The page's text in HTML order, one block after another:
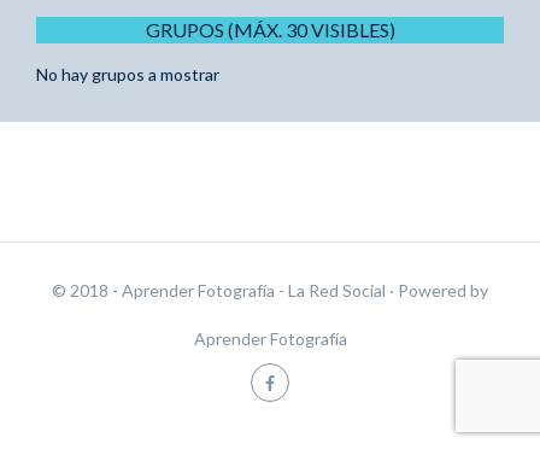
GRUPOS (MÁX. 30 VISIBLES)
No hay grupos a mostrar
© 2018 - Aprender Fotografía - La Red Social · Powered by
Aprender Fotografía